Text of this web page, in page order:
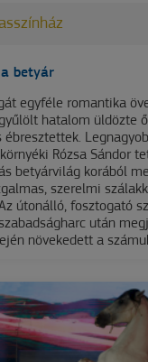
a betyár
egyféle romantika
hatalom üldözte
ébresztettek.
Rózsa Sándor
betyárvilág korából
szerelmi
útonálló, fosztogató
után
növekedett a